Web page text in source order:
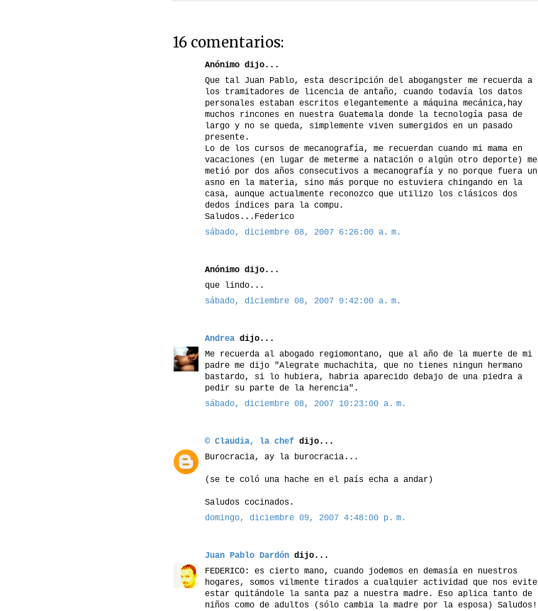
16 comentarios:
Anónimo dijo...
Que tal Juan Pablo, esta descripción del abogangster me recuerda a
los tramitadores de licencia de antaño, cuando todavía los datos
personales estaban escritos elegantemente a máquina mecánica,hay
muchos rincones en nuestra Guatemala donde la tecnología pasa de
largo y no se queda, simplemente viven sumergidos en un pasado
presente.
Lo de los cursos de mecanografía, me recuerdan cuando mi mama en
vacaciones (en lugar de meterme a natación o algún otro deporte) me
metió por dos años consecutivos a mecanografía y no porque fuera un
asno en la materia, sino más porque no estuviera chingando en la
casa, aunque actualmente reconozco que utilizo los clásicos dos
dedos índices para la compu.
Saludos...Federico
sábado, diciembre 08, 2007 6:26:00 a. m.
Anónimo dijo...
que lindo...
sábado, diciembre 08, 2007 9:42:00 a. m.
Andrea dijo...
Me recuerda al abogado regiomontano, que al año de la muerte de mi
padre me dijo "Alegrate muchachita, que no tienes ningun hermano
bastardo, si lo hubiera, habria aparecido debajo de una piedra a
pedir su parte de la herencia".
sábado, diciembre 08, 2007 10:23:00 a. m.
© Claudia, la chef dijo...
Burocracia, ay la burocracia...
(se te coló una hache en el país echa a andar)
Saludos cocinados.
domingo, diciembre 09, 2007 4:48:00 p. m.
Juan Pablo Dardón dijo...
FEDERICO: es cierto mano, cuando jodemos en demasía en nuestros
hogares, somos vilmente tirados a cualquier actividad que nos evite
estar quitándole la santa paz a nuestra madre. Eso aplica tanto de
niños como de adultos (sólo cambia la madre por la esposa) Saludos!